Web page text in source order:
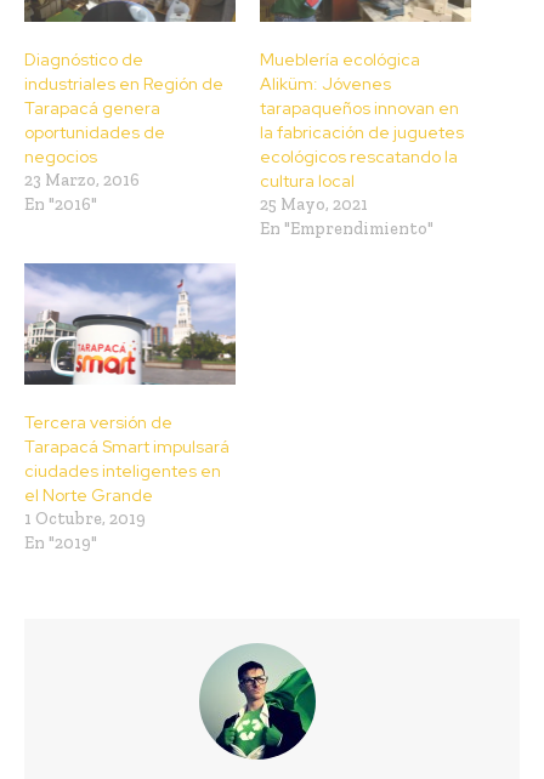
Diagnóstico de
industriales en Región de
Tarapacá genera
oportunidades de
negocios
23 Marzo, 2016
En "2016"
Mueblería ecológica
Aliküm: Jóvenes
tarapaqueños innovan en
la fabricación de juguetes
ecológicos rescatando la
cultura local
25 Mayo, 2021
En "Emprendimiento"
Tercera versión de
Tarapacá Smart impulsará
ciudades inteligentes en
el Norte Grande
1 Octubre, 2019
En "2019"